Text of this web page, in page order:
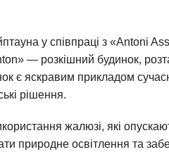
у співпраці з «Antoni
— розкішний будинок,
є яскравим прикладом
рішення.
жалюзі, які
природне освітлення та